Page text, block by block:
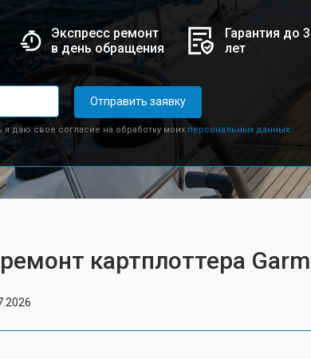
Экспресс ремонт
в день обращения
Гарантия до
лет
Отправить заявку
я даю свое согласие на обработку моих персональных данных.
картплоттера